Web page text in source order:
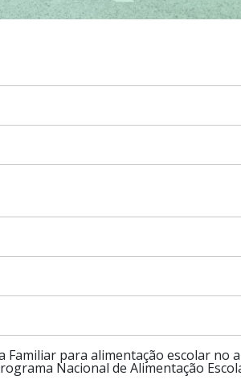
para alimentação escolar no
Nacional de Alimentação